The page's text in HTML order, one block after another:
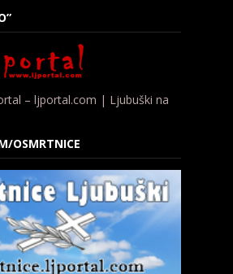
– ljportal.com | Ljubuški na
OSMRTNICE